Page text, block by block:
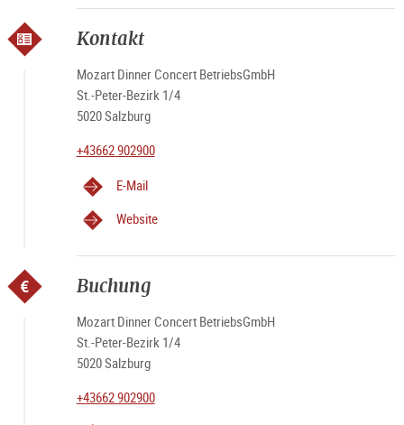
Kontakt
Mozart Dinner Concert BetriebsGmbH
St.-Peter-Bezirk 1/4
5020 Salzburg
+43662 902900
E-Mail
Website
Buchung
Mozart Dinner Concert BetriebsGmbH
St.-Peter-Bezirk 1/4
5020 Salzburg
+43662 902900